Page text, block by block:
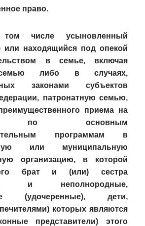
право.
числе усыновленный
или находящийся под опекой
в семье, включая
либо в случаях,
законами субъектов
патронатную семью,
приема на
по основным
программам в
или муниципальную
организацию, в которой
брат и (или) сестра
и неполнородные,
(удочеренные), дети,
которых являются
представители) этого